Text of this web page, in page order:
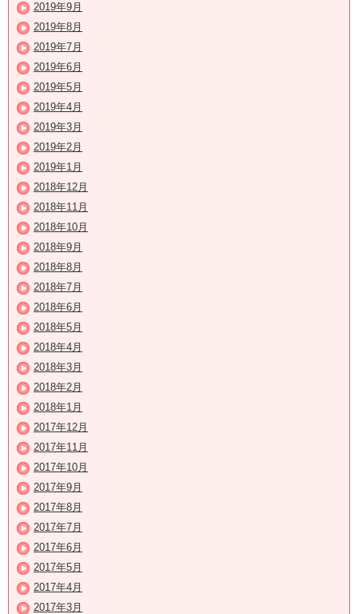
2019年9月
2019年8月
2019年7月
2019年6月
2019年5月
2019年4月
2019年3月
2019年2月
2019年1月
2018年12月
2018年11月
2018年10月
2018年9月
2018年8月
2018年7月
2018年6月
2018年5月
2018年4月
2018年3月
2018年2月
2018年1月
2017年12月
2017年11月
2017年10月
2017年9月
2017年8月
2017年7月
2017年6月
2017年5月
2017年4月
2017年3月